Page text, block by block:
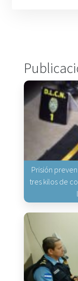
Prisión
tres kilos de